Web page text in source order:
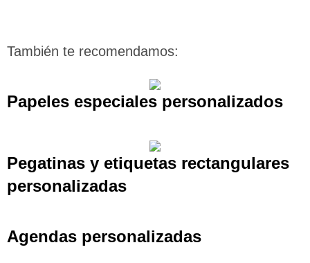
También te recomendamos:
Papeles especiales personalizados
Pegatinas y etiquetas rectangulares
personalizadas
Agendas personalizadas